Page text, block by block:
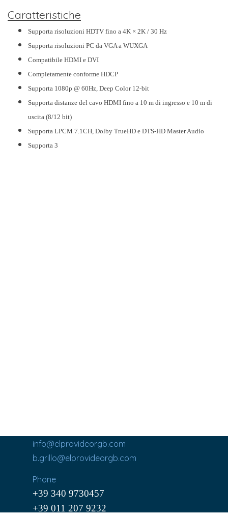
Caratteristiche
Supporta risoluzioni HDTV fino a 4K × 2K / 30 Hz
Supporta risoluzioni PC da VGA a WUXGA
Compatibile HDMI e DVI
Completamente conforme HDCP
Supporta 1080p @ 60Hz, Deep Color 12-bit
Supporta distanze del cavo HDMI fino a 10 m di ingresso e 10 m di
uscita (8/12 bit)
Supporta LPCM 7.1CH, Dolby TrueHD e DTS-HD Master Audio
Supporta 3
info@elprovideorgb.com
b.grillo@elprovideorgb.com
Phone
+39 340 9730457
+39 011 207 9232